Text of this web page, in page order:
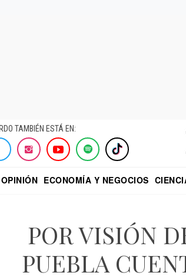
TAMBIÉN ESTÁ EN:
OPINIÓN ECONOMÍA Y NEGOCIOS
POR VISIÓN
PUEBLA